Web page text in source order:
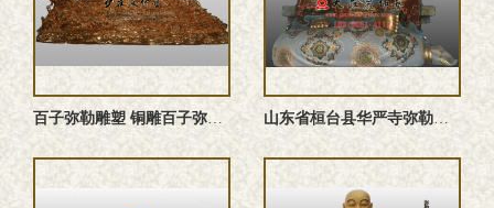
百子弥勒雕塑 铜雕百子弥勒 百子戏弥勒佛像 百子弥勒塑像 山东省桓台县华严寺弥勒佛彩绘贴金佛像订制